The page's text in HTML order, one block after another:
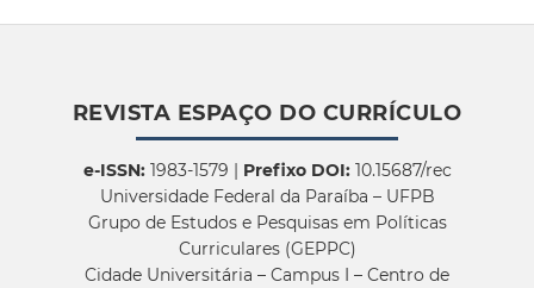
REVISTA ESPAÇO DO CURRÍCULO
e-ISSN:1983-1579 | Prefixo DOI:10.15687/rec
Universidade Federal da Paraíba – UFPB
Grupo de Estudos e Pesquisas em Políticas
Curriculares (GEPPC)
Cidade Universitária – Campus I – Centro de